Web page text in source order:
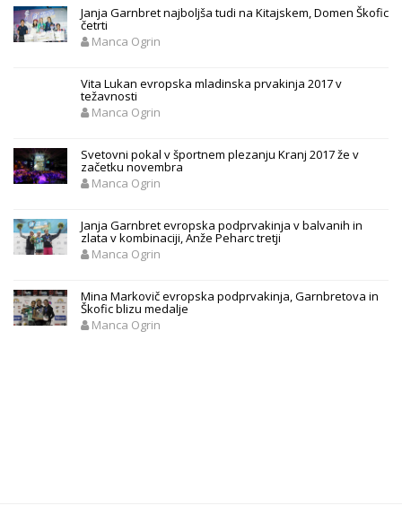
Janja Garnbret najboljša tudi na Kitajskem, Domen Škofic
četrti
Manca Ogrin
Vita Lukan evropska mladinska prvakinja 2017 v
težavnosti
Manca Ogrin
Svetovni pokal v športnem plezanju Kranj 2017 že v
začetku novembra
Manca Ogrin
Janja Garnbret evropska podprvakinja v balvanih in
zlata v kombinaciji, Anže Peharc tretji
Manca Ogrin
Mina Markovič evropska podprvakinja, Garnbretova in
Škofic blizu medalje
Manca Ogrin